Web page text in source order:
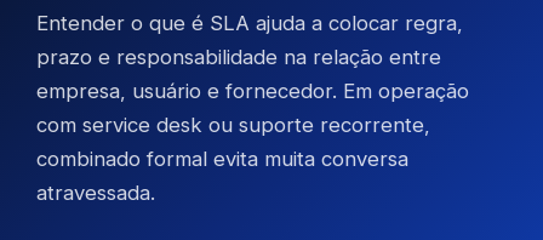
Entender o que é SLA ajuda a colocar regra,
prazo e responsabilidade na relação entre
empresa, usuário e fornecedor. Em operação
com service desk ou suporte recorrente,
combinado formal evita muita conversa
atravessada.